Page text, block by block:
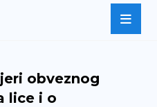
obveznog
lice i o